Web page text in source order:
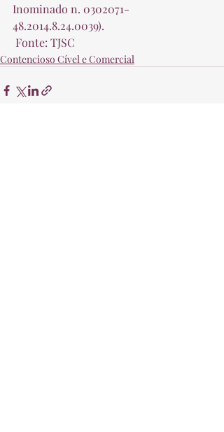
Inominado n. 0302071-
48.2014.8.24.0039).
Fonte: TJSC
Contencioso Cível e Comercial